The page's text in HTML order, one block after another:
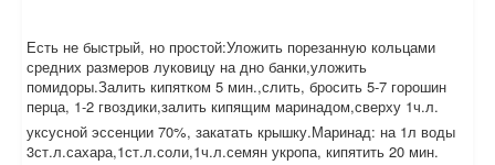
Есть не быстрый, но простой:Уложить порезанную кольцами
средних размеров луковицу на дно банки,уложить
помидоры.Залить кипятком 5 мин.,слить, бросить 5-7 горошин
перца, 1-2 гвоздики,залить кипящим маринадом,сверху 1ч.л.
уксусной эссенции 70%, закатать крышку.Маринад: на 1л воды
3ст.л.сахара,1ст.л.соли,1ч.л.семян укропа, кипятить 20 мин.